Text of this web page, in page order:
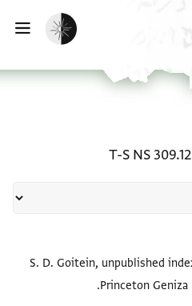
تفعيل الوضع المظلم
T-S NS 309.12
S. D. Goitein, unpublished
Princeton